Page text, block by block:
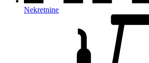
Nekretnine